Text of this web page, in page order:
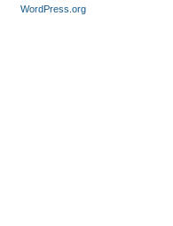
WordPress.org